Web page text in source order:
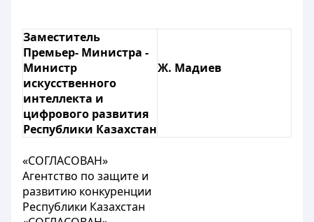
Заместитель
Премьер- Министра -
Министр
искусственного
интеллекта и
цифрового развития
Республики Казахстан
Ж. Мадиев
«СОГЛАСОВАН»
Агентство по защите и
развитию конкуренции
Республики Казахстан